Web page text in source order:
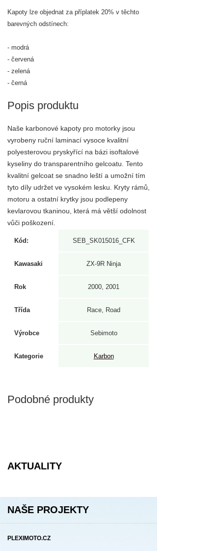
Kapoty lze objednat za příplatek 20% v těchto
barevných odstínech:
- modrá
- červená
- zelená
- černá
Popis produktu
Naše karbonové kapoty pro motorky jsou
vyrobeny ruční laminací vysoce kvalitní
polyesterovou pryskyřící na bázi isoftalové
kyseliny do transparentního gelcoatu. Tento
kvalitní gelcoat se snadno leští a umožní tím
tyto díly udržet ve vysokém lesku. Kryty rámů,
motoru a ostatní krytky jsou podlepeny
kevlarovou tkaninou, která má větší odolnost
vůči poškození.
Kód: SEB_SK015016_CFK
Kawasaki ZX-9R Ninja
Rok 2000, 2001
Třída Race, Road
Výrobce Sebimoto
Kategorie Karbon
Podobné produkty
AKTUALITY
NAŠE PROJEKTY
PLEXIMOTO.CZ